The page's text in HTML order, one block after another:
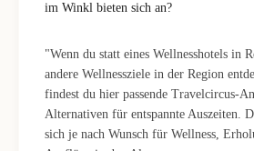
im Winkl bieten sich an?
"Wenn du statt eines Wellnesshotels in
andere Wellnessziele in der Region
findest du hier passende Travelcircus-
Alternativen für entspannte Auszeiten.
sich je nach Wunsch für Wellness,